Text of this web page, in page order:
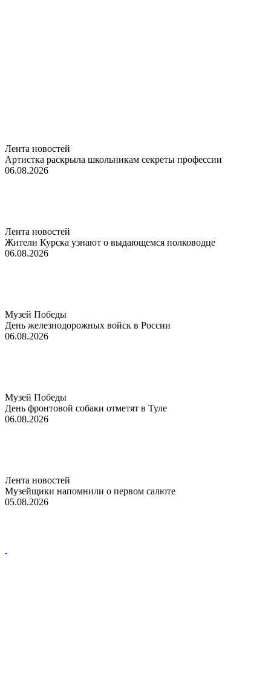
Лента новостей
Артистка раскрыла школьникам секреты профессии
06.08.2026
Лента новостей
Жители Курска узнают о выдающемся полководце
06.08.2026
Музей Победы
День железнодорожных войск в России
06.08.2026
Музей Победы
День фронтовой собаки отметят в Туле
06.08.2026
Лента новостей
Музейщики напомнили о первом салюте
05.08.2026